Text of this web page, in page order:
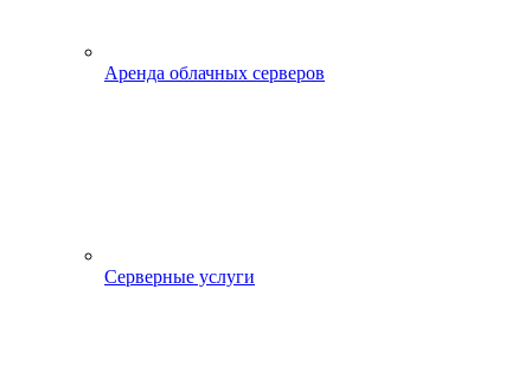
Аренда облачных серверов
Серверные услуги